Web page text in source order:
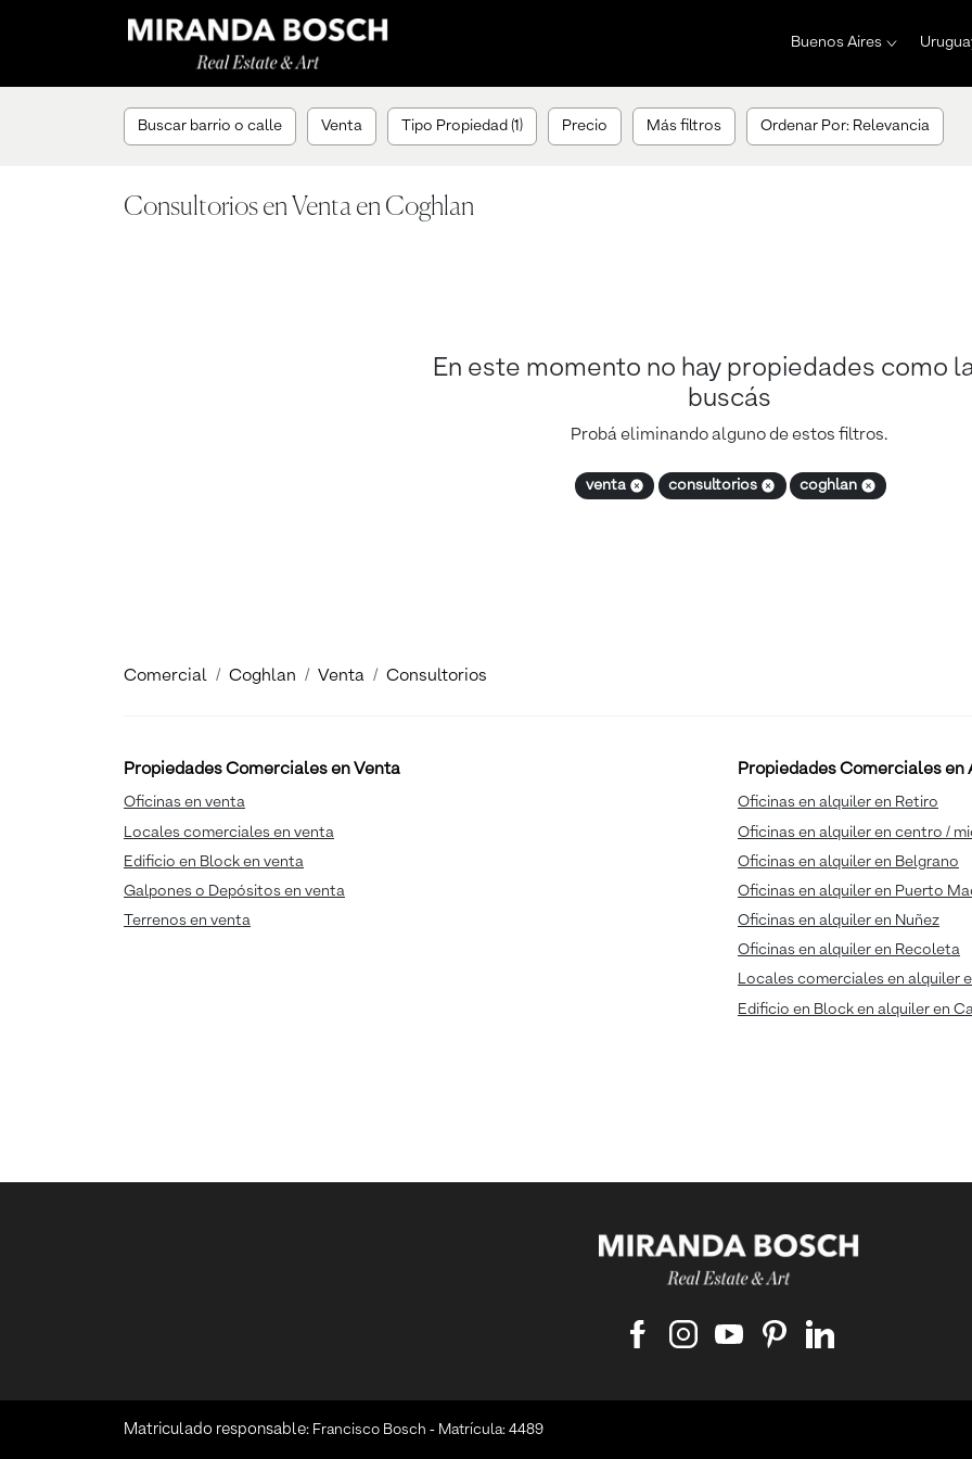
Buenos Aires
Buscar barrio o calle Venta Tipo Propiedad (1) Precio Más filtros Ordenar Por: Relevancia
Consultorios en Venta en Coghlan
En este momento no hay propiedades como
buscás
Probá eliminando alguno de estos filtros.
venta consultorios coghlan
Comercial Coghlan Venta Consultorios
Propiedades Comerciales en Venta
Oficinas en venta
Locales comerciales en venta
Edificio en Block en venta
Galpones o Depósitos en venta
Terrenos en venta
Propiedades Comerciales en
Oficinas en alquiler en Retiro
Oficinas en alquiler en centro /
Oficinas en alquiler en Belgrano
Oficinas en alquiler en Puerto
Oficinas en alquiler en Nuñez
Oficinas en alquiler en Recoleta
Locales comerciales en alquiler
Edificio en Block en alquiler en
Matriculado responsable: Francisco Bosch ‑ Matrícula: 4489